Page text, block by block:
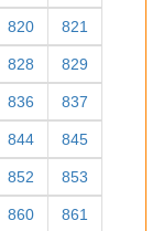
820 821
828 829
836 837
844 845
852 853
860 861